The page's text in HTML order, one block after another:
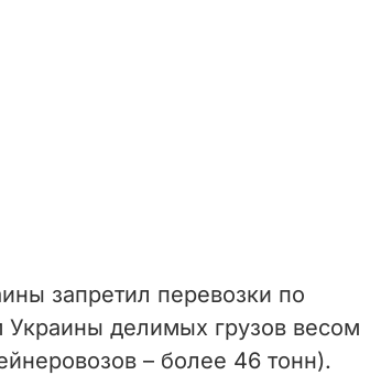
запретил перевозки по
делимых грузов весом
– более 46 тонн).